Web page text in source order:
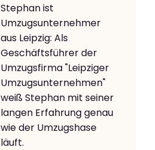
Stephan ist
Umzugsunternehmer
aus Leipzig: Als
Geschäftsführer der
Umzugsfirma "Leipziger
Umzugsunternehmen"
weiß Stephan mit seiner
langen Erfahrung genau
wie der Umzugshase
läuft.